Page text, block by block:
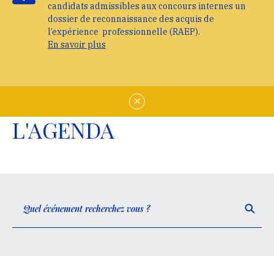
candidats admissibles aux concours internes un
dossier de reconnaissance des acquis de
l’expérience professionnelle (RAEP).
En savoir plus
L'AGENDA